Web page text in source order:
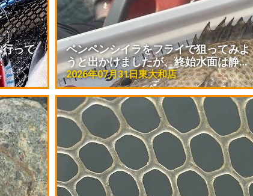
って
ペンペンシイラをフライで狙ってみよ
うと出かけましたが、終始水面は静…
2026年07月31日東大和店